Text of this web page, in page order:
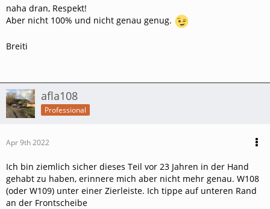
naha dran, Respekt!
Aber nicht 100% und nicht genau genug.
Breiti
afla108
Professional
Apr 9th 2022
Ich bin ziemlich sicher dieses Teil vor 23 Jahren in der Hand
gehabt zu haben, erinnere mich aber nicht mehr genau. W108
(oder W109) unter einer Zierleiste. Ich tippe auf unteren Rand
an der Frontscheibe